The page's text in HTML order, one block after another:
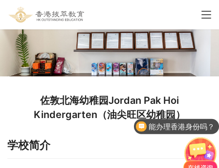
佐敦北海幼稚园Jordan Pak Hoi
Kindergarten（油尖旺区幼稚园）
学校简介
能办理香港身份吗？